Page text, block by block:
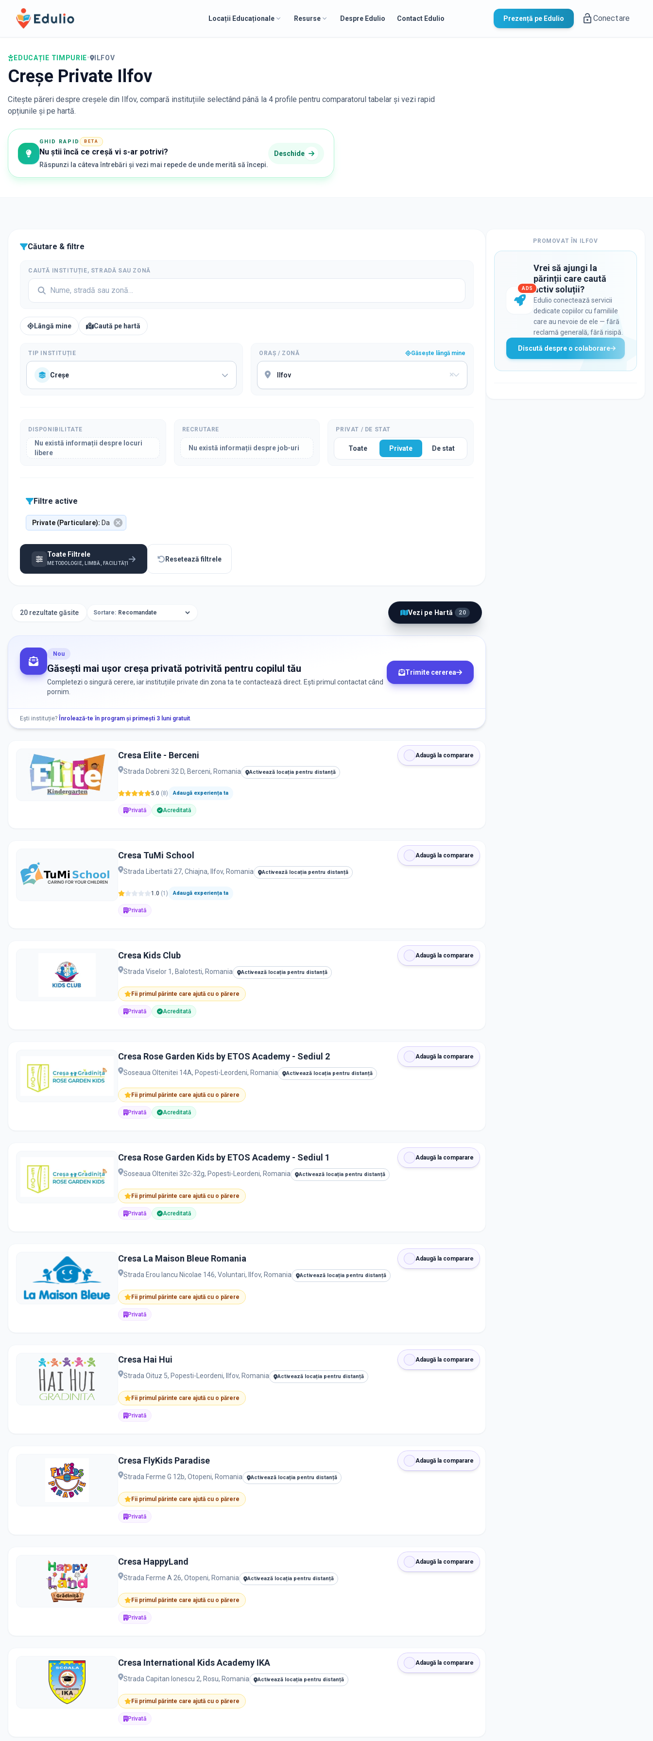
Edulio
Locații Educaționale Resurse Despre Edulio Contact Edulio Prezență pe Edulio Conectare
EDUCAȚIE TIMPURIE• ILFOV
Creșe Private Ilfov
Citește păreri despre creșele din Ilfov, compară instituțiile selectând până la 4 profile pentru comparatorul tabelar și vezi rapid
opțiunile și pe hartă.
GHID RAPID BETA
Nu știi încă ce creșă vi s-ar potrivi?
Răspunzi la câteva întrebări și vezi mai repede de unde merită să începi.
Deschide
Căutare & filtre
CAUTĂ INSTITUȚIE, STRADĂ SAU ZONĂ
Lângă mine Caută pe hartă
TIP INSTITUȚIE
Creșe
ORAȘ / ZONĂ Găsește lângă mine
DISPONIBILITATE
Nu există informații despre locuri
libere
RECRUTARE
Nu există informații despre job-uri
PRIVAT / DE STAT
Toate Private De stat
Filtre active
Private (Particulare): Da
Toate Filtrele
METODOLOGIE, LIMBĂ, FACILITĂȚI
Resetează filtrele
20 rezultate găsite Sortare: Vezi pe Hartă 20
Nou
Găsești mai ușor creșa privată potrivită pentru copilul tău
Completezi o singură cerere, iar instituțiile private din zona ta te contactează direct. Ești primul contactat când
pornim.
Trimite cererea
Ești instituție? Înrolează-te în program și primești 3 luni gratuit.
Adaugă la comparare
Cresa Elite - Berceni
Strada Dobreni 32 D, Berceni, Romania Activează locația pentru distanță
5.0 (8) Adaugă experiența ta
Privată Acreditată
Adaugă la comparare
Cresa TuMi School
Strada Libertatii 27, Chiajna, Ilfov, Romania Activează locația pentru distanță
1.0 (1 ) Adaugă experiența ta
Privată
Adaugă la comparare
Cresa Kids Club
Strada Viselor 1, Balotesti, Romania Activează locația pentru distanță
Fii primul părinte care ajută cu o părere
Privată Acreditată
Adaugă la comparare
Cresa Rose Garden Kids by ETOS Academy - Sediul 2
Soseaua Oltenitei 14A, Popesti-Leordeni, Romania Activează locația pentru distanță
Fii primul părinte care ajută cu o părere
Privată Acreditată
Adaugă la comparare
Cresa Rose Garden Kids by ETOS Academy - Sediul 1
Soseaua Oltenitei 32c-32g, Popesti-Leordeni, Romania Activează locația pentru distanță
Fii primul părinte care ajută cu o părere
Privată Acreditată
Adaugă la comparare
Cresa La Maison Bleue Romania
Strada Erou Iancu Nicolae 146, Voluntari, Ilfov, Romania Activează locația pentru distanță
Fii primul părinte care ajută cu o părere
Privată
Adaugă la comparare
Cresa Hai Hui
Strada Oituz 5, Popesti-Leordeni, Ilfov, Romania Activează locația pentru distanță
Fii primul părinte care ajută cu o părere
Privată
Adaugă la comparare
Cresa FlyKids Paradise
Strada Ferme G 12b, Otopeni, Romania Activează locația pentru distanță
Fii primul părinte care ajută cu o părere
Privată
Adaugă la comparare
Cresa HappyLand
Strada Ferme A 26, Otopeni, Romania Activează locația pentru distanță
Fii primul părinte care ajută cu o părere
Privată
Adaugă la comparare
Cresa International Kids Academy IKA
Strada Capitan Ionescu 2, Rosu, Romania Activează locația pentru distanță
Fii primul părinte care ajută cu o părere
Privată
PROMOVAT ÎN ILFOV
ADS
Vrei să ajungi la
părinții care caută
activ soluții?
Edulio conectează servicii
dedicate copiilor cu familiile
care au nevoie de ele — fără
reclamă generală, fără risipă.
Discută despre o colaborare